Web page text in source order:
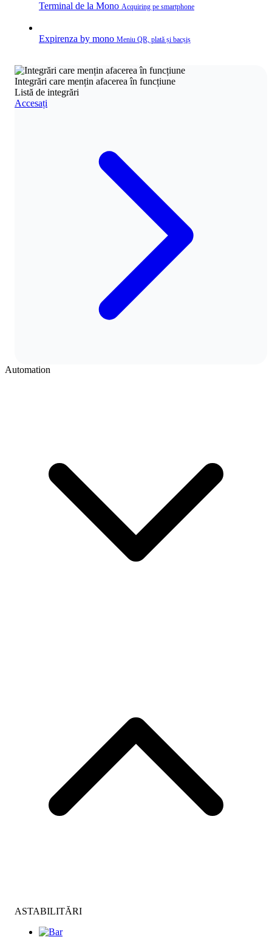
Terminal de la Mono Acquiring pe smartphone
Expirenza by mono Meniu QR, plată și bacșiș
Integrări care mențin afacerea în funcțiune
Listă de integrări
Accesați
Automation
ASTABILITĂRI